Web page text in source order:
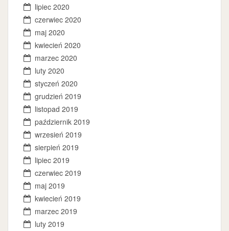
lipiec 2020
czerwiec 2020
maj 2020
kwiecień 2020
marzec 2020
luty 2020
styczeń 2020
grudzień 2019
listopad 2019
październik 2019
wrzesień 2019
sierpień 2019
lipiec 2019
czerwiec 2019
maj 2019
kwiecień 2019
marzec 2019
luty 2019